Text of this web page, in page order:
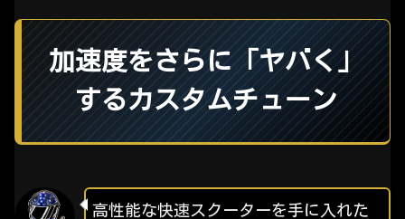
加速度をさらに「ヤバく」
するカスタムチューン
高性能な快速スクーターを手に入れた